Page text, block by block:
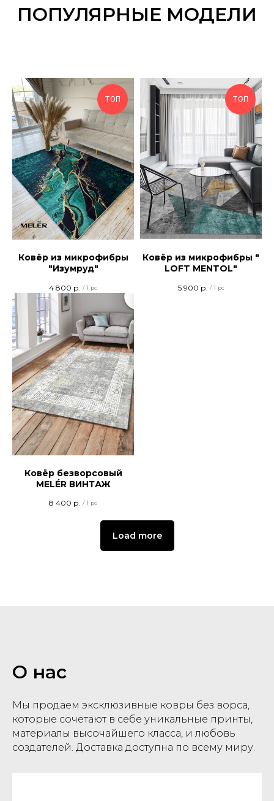
ПОПУЛЯРНЫЕ МОДЕЛИ
ТОП
Ковёр из микрофибры
"Изумруд"
4 800 р. / 1 pc
ТОП
Ковёр из микрофибры "
LOFT MENTOL"
5 900 р. / 1 pc
Ковёр безворсовый
MELÉR ВИНТАЖ
8 400 р. / 1 pc
Load more
О нас
Мы продаем эксклюзивные ковры без ворса,
которые сочетают в себе уникальные принты,
материалы высочайшего класса, и любовь
создателей. Доставка доступна по всему миру.